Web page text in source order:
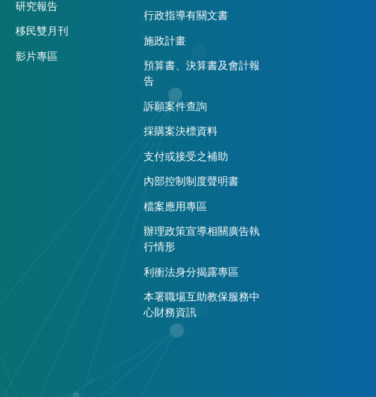
研究報告
移民雙月刊
影片專區
行政指導有關文書
施政計畫
預算書、決算書及會計報
告
訴願案件查詢
採購案決標資料
支付或接受之補助
內部控制制度聲明書
檔案應用專區
辦理政策宣導相關廣告執
行情形
利衝法身分揭露專區
本署職場互助教保服務中
心財務資訊